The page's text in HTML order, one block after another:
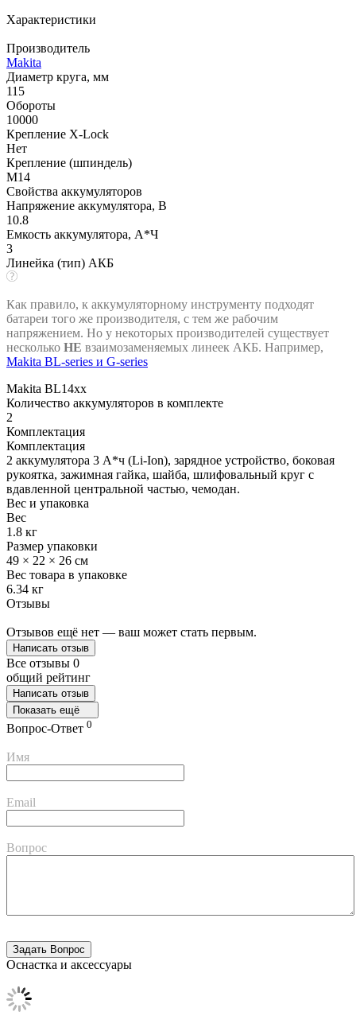
Характеристики
Производитель
Makita
Диаметр круга, мм
115
Обороты
10000
Крепление X-Lock
Нет
Крепление (шпиндель)
М14
Свойства аккумуляторов
Напряжение аккумулятора, В
10.8
Емкость аккумулятора, А*Ч
3
Линейка (тип) АКБ
Как правило, к аккумуляторному инструменту подходят
батареи того же производителя, с тем же рабочим
напряжением. Но у некоторых производителей существует
несколько НЕ взаимозаменяемых линеек АКБ. Например,
Makita BL-series и G-series
Makita BL14xx
Количество аккумуляторов в комплекте
2
Комплектация
Комплектация
2 аккумулятора 3 А*ч (Li-Ion), зарядное устройство, боковая
рукоятка, зажимная гайка, шайба, шлифовальный круг с
вдавленной центральной частью, чемодан.
Вес и упаковка
Вес
1.8 кг
Размер упаковки
49 × 22 × 26 см
Вес товара в упаковке
6.34 кг
Отзывы
Отзывов ещё нет — ваш может стать первым.
Написать отзыв
Все отзывы 0
общий рейтинг
Написать отзыв
Показать ещё
Вопрос-Ответ 0
Имя
Email
Вопрос
Оснастка и аксессуары